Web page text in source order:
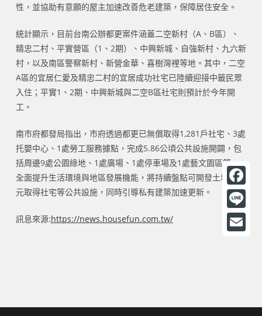
性，並協助有意願的屋主加速改善危老建築，保障居住安全。
統計顯示，目前台南公辦都更案件涵蓋二空新村（A、B區）、
精忠二村、平實營區（1、2期）、中興新城、自強新村、九六新
村，以及南區警察新村、新營金華、喜樹灣裡等地。其中，二空
A區的宜居仁愛及精忠二村的宜居成功社宅已陸續迎接中籤民眾
入住；平實1、2期、中興新城與二空B區社宅則預計於今年開
工。
南市府都發局指出，市府透過都更已無償取得1,281戶社宅、3處
托嬰中心、1處勞工服務據點，完成5.86公頃公共設施開闢，包
括周邊9處公園綠地、1處廣場、1處停車場及1處藝文園區等，
全面提升生活環境與地區發展機能，將持續盤點可開發土地，多
元取得社宅等公共設施，同時引導私有建築加速更新。
訊息來源:https://news.housefun.com.tw/
F
a
c
o
L